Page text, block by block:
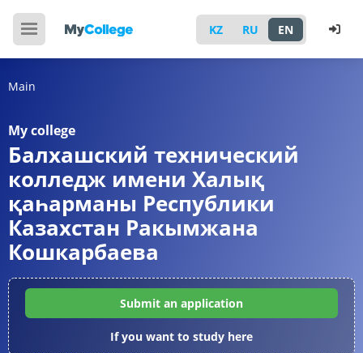
KZ RU EN
Main
My college
Балхашский технический
колледж имени Халық
қаһарманы Республики
Казахстан Ракымжана
Кошкарбаева
Submit an application
If you want to study here